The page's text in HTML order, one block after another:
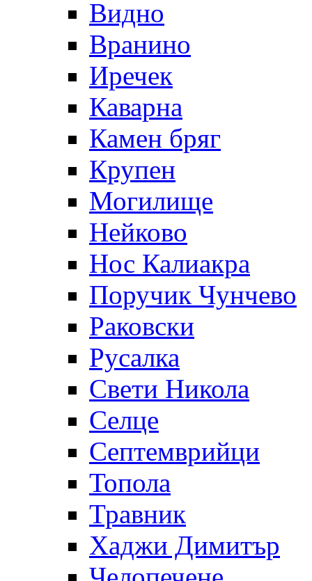
Видно
Вранино
Иречек
Каварна
Камен бряг
Крупен
Могилище
Нейково
Нос Калиакра
Поручик Чунчево
Раковски
Русалка
Свети Никола
Селце
Септемврийци
Топола
Травник
Хаджи Димитър